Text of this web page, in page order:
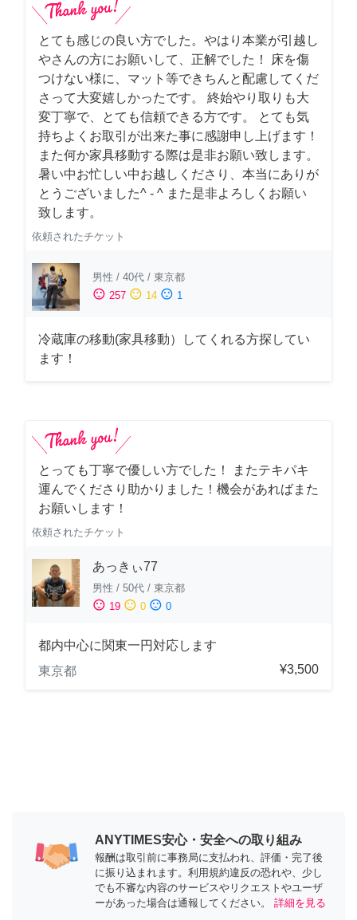
とても感じの良い方でした。やはり本業が引越し
やさんの方にお願いして、正解でした！ 床を傷
つけない様に、マット等できちんと配慮してくだ
さって大変嬉しかったです。 終始やり取りも大
変丁寧で、とても信頼できる方です。 とても気
持ちよくお取引が出来た事に感謝申し上げます！
また何か家具移動する際は是非お願い致します。
暑い中お忙しい中お越しくださり、本当にありが
とうございました^ - ^ また是非よろしくお願い
致します。
依頼されたチケット
男性 / 40代 / 東京都
sentiment_satisfied 257 sentiment_neutral 14 sentiment_dissatisfied 1
冷蔵庫の移動(家具移動）してくれる方探してい
ます！
とっても丁寧で優しい方でした！ またテキパキ
運んでくださり助かりました！機会があればまた
お願いします！
依頼されたチケット
あっきぃ77
男性 / 50代 / 東京都
sentiment_satisfied 19 sentiment_neutral 0 sentiment_dissatisfied 0
都内中心に関東一円対応します
東京都
¥3,500
ANYTIMES安心・安全への取り組み
報酬は取引前に事務局に支払われ、評価・完了後
に振り込まれます。利用規約違反の恐れや、少し
でも不審な内容のサービスやリクエストやユーザ
ーがあった場合は通報してください。
詳細を見る